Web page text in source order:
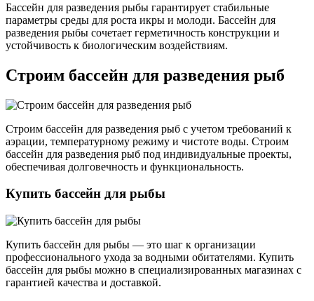
Бассейн для разведения рыбы гарантирует стабильные
параметры среды для роста икры и молоди. Бассейн для
разведения рыбы сочетает герметичность конструкции и
устойчивость к биологическим воздействиям.
Строим бассейн для разведения рыб
Строим бассейн для разведения рыб с учетом требований к
аэрации, температурному режиму и чистоте воды. Строим
бассейн для разведения рыб под индивидуальные проекты,
обеспечивая долговечность и функциональность.
Купить бассейн для рыбы
Купить бассейн для рыбы — это шаг к организации
профессионального ухода за водными обитателями. Купить
бассейн для рыбы можно в специализированных магазинах с
гарантией качества и доставкой.